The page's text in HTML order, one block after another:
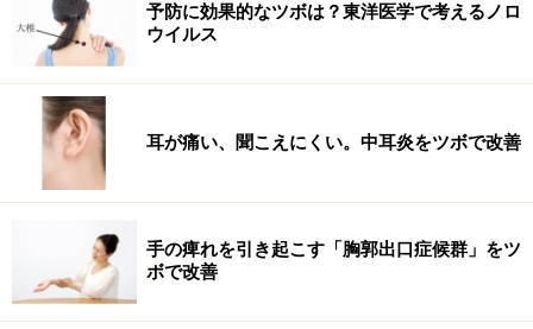
予防に効果的なツボは？東洋医学で考えるノロ
ウイルス
耳が痛い、聞こえにくい。中耳炎をツボで改善
手の痺れを引き起こす「胸郭出口症候群」をツ
ボで改善